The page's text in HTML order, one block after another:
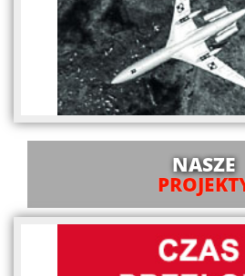
NASZE